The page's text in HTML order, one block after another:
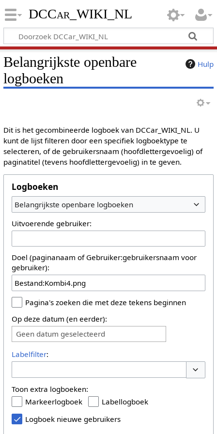
DCCar_WIKI_NL
Hulp
Belangrijkste openbare
logboeken
Dit is het gecombineerde logboek van DCCar_WIKI_NL. U
kunt de lijst filteren door een specifiek logboektype te
selecteren, of de gebruikersnaam (hoofdlettergevoelig) of
paginatitel (tevens hoofdlettergevoelig) in te geven.
Logboeken
Belangrijkste openbare logboeken
Uitvoerende gebruiker:
Doel (paginanaam of Gebruiker:gebruikersnaam voor
gebruiker):
Pagina's zoeken die met deze tekens beginnen
Op deze datum (en eerder):
Geen datum geselecteerd
Labelfilter:
Toon extra logboeken:
Markeerlogboek
Labellogboek
Logboek nieuwe gebruikers